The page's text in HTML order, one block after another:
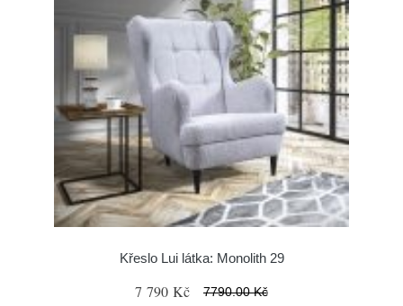
Křeslo Lui látka: Monolith 29
7 790 Kč 7790.00 Kč